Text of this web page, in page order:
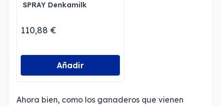
SPRAY Denkamilk
110,88 €
Añadir
Ahora bien, como los ganaderos que vienen